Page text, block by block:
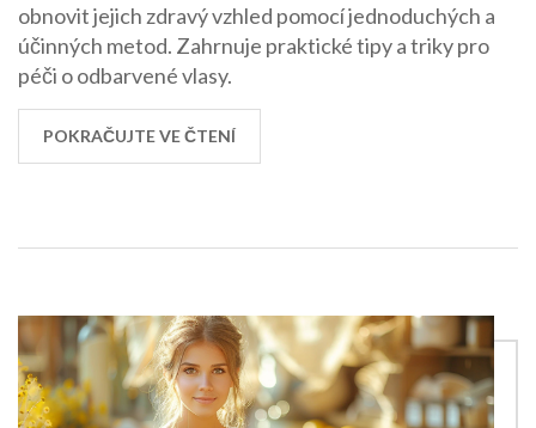
obnovit jejich zdravý vzhled pomocí jednoduchých a
účinných metod. Zahrnuje praktické tipy a triky pro
péči o odbarvené vlasy.
POKRAČUJTE VE ČTENÍ